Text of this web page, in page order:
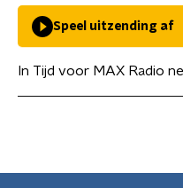
Speel uitzending af
In Tijd voor MAX Radio